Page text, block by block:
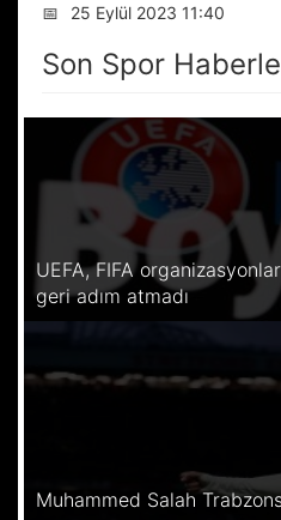
📅
25 Eylül 2023 11:40
Son Spor
UEFA, FIFA
geri adım atmadı
Muhammed Salah